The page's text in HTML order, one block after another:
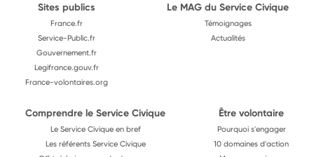
Sites publics
France.fr
Service-Public.fr
Gouvernement.fr
Legifrance.gouv.fr
France-volontaires.org
Le MAG du Service Civique
Témoignages
Actualités
Comprendre le Service Civique
Le Service Civique en bref
Les référents Service Civique
Être volontaire
Pourquoi s'engager
10 domaines d'action